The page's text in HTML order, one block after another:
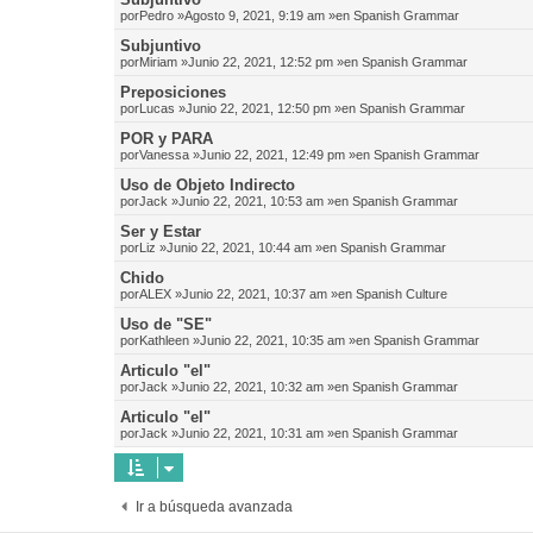
porPedro »Agosto 9, 2021, 9:19 am »en Spanish Grammar
Subjuntivo
porMiriam »Junio 22, 2021, 12:52 pm »en Spanish Grammar
Preposiciones
porLucas »Junio 22, 2021, 12:50 pm »en Spanish Grammar
POR y PARA
porVanessa »Junio 22, 2021, 12:49 pm »en Spanish Grammar
Uso de Objeto Indirecto
porJack »Junio 22, 2021, 10:53 am »en Spanish Grammar
Ser y Estar
porLiz »Junio 22, 2021, 10:44 am »en Spanish Grammar
Chido
porALEX »Junio 22, 2021, 10:37 am »en Spanish Culture
Uso de "SE"
porKathleen »Junio 22, 2021, 10:35 am »en Spanish Grammar
Articulo "el"
porJack »Junio 22, 2021, 10:32 am »en Spanish Grammar
Articulo "el"
porJack »Junio 22, 2021, 10:31 am »en Spanish Grammar
Ir a búsqueda avanzada